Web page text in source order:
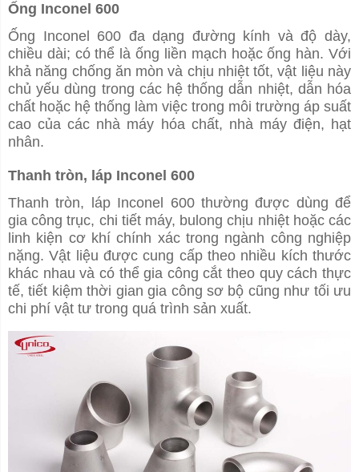
Ống Inconel 600
Ống Inconel 600 đa dạng đường kính và độ dày,
chiều dài; có thể là ống liền mạch hoặc ống hàn. Với
khả năng chống ăn mòn và chịu nhiệt tốt, vật liệu này
chủ yếu dùng trong các hệ thống dẫn nhiệt, dẫn hóa
chất hoặc hệ thống làm việc trong môi trường áp suất
cao của các nhà máy hóa chất, nhà máy điện, hạt
nhân.
Thanh tròn, láp Inconel 600
Thanh tròn, láp Inconel 600 thường được dùng để
gia công trục, chi tiết máy, bulong chịu nhiệt hoặc các
linh kiện cơ khí chính xác trong ngành công nghiệp
nặng. Vật liệu được cung cấp theo nhiều kích thước
khác nhau và có thể gia công cắt theo quy cách thực
tế, tiết kiệm thời gian gia công sơ bộ cũng như tối ưu
chi phí vật tư trong quá trình sản xuất.